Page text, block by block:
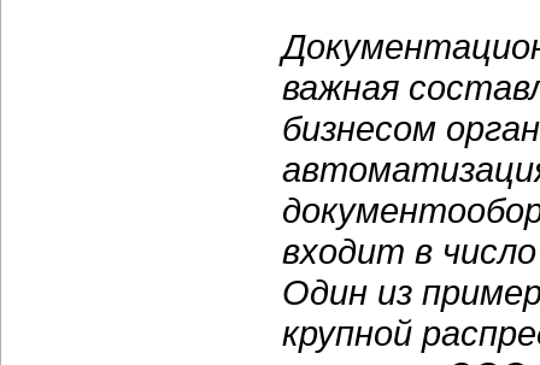
важная
бизнесом
входит в
Один из
крупной